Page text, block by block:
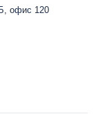
офис 120